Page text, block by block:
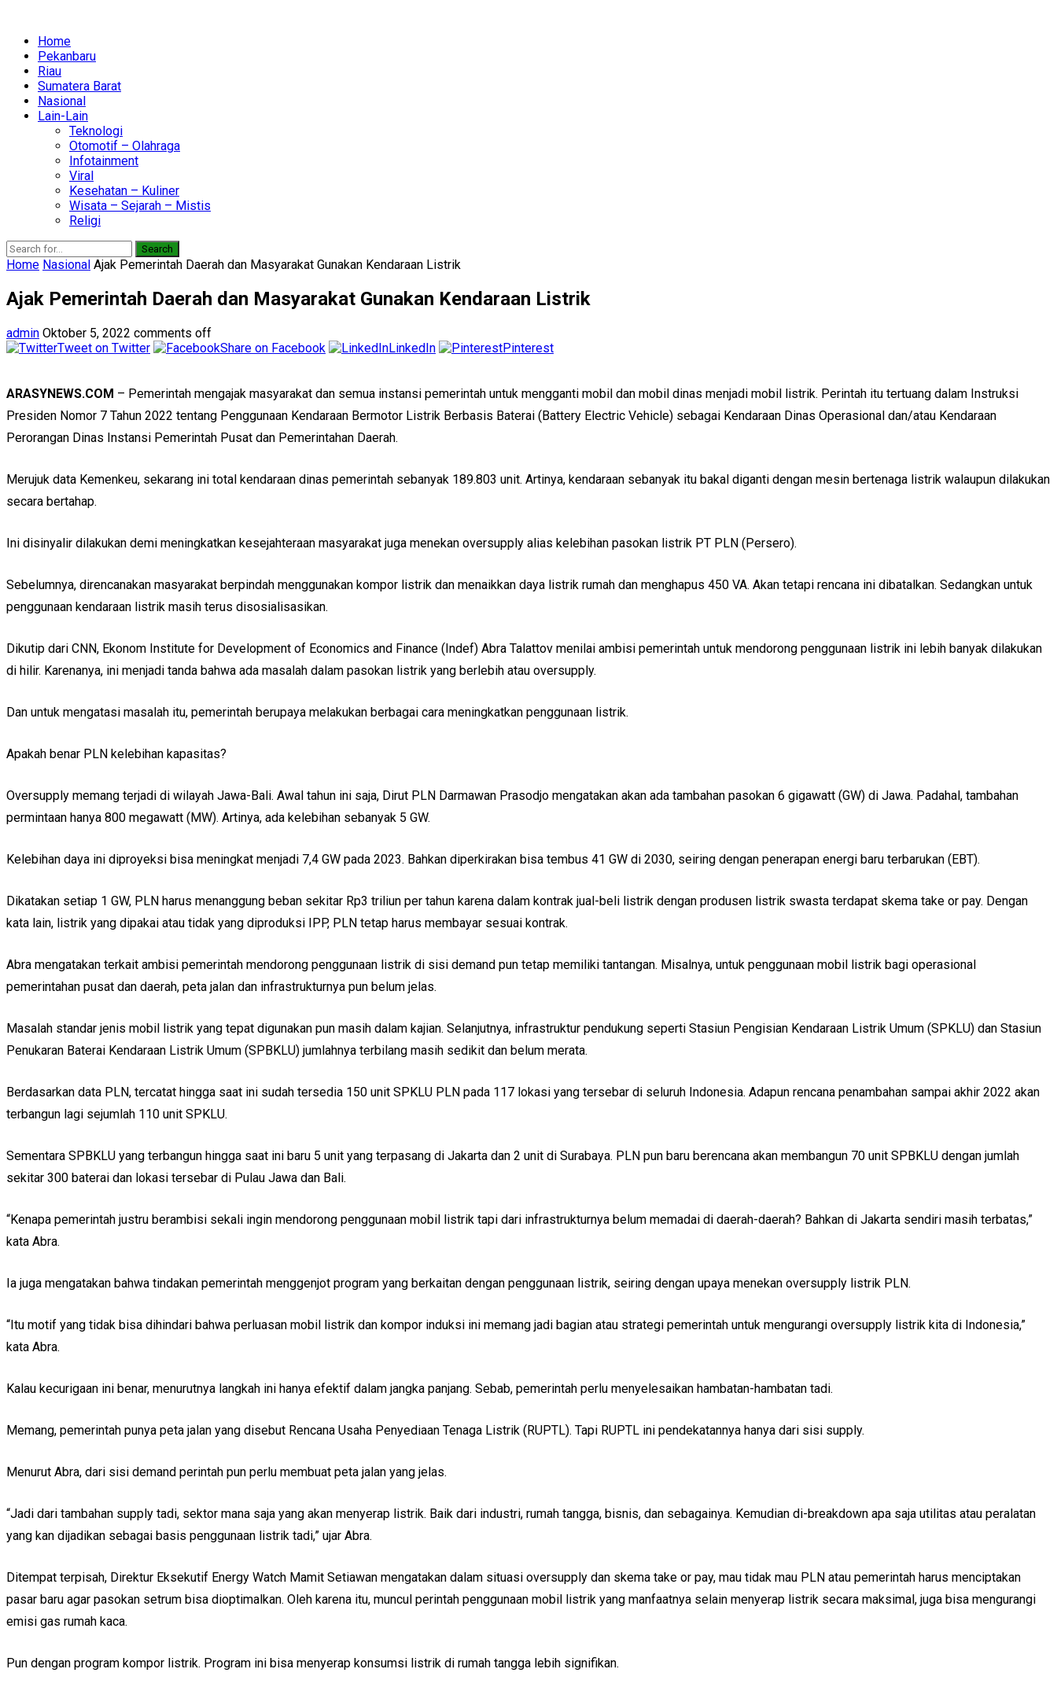
Home
Pekanbaru
Riau
Sumatera Barat
Nasional
Lain-Lain
Teknologi
Otomotif – Olahraga
Infotainment
Viral
Kesehatan – Kuliner
Wisata – Sejarah – Mistis
Religi
Search
Home Nasional Ajak Pemerintah Daerah dan Masyarakat Gunakan Kendaraan Listrik
Ajak Pemerintah Daerah dan Masyarakat Gunakan Kendaraan Listrik
admin Oktober 5, 2022 comments off
Tweet on Twitter
Share on Facebook LinkedIn Pinterest
ARASYNEWS.COM – Pemerintah mengajak masyarakat dan semua instansi pemerintah untuk mengganti mobil dan mobil dinas menjadi mobil listrik. Perintah itu tertuang dalam Instruksi
Presiden Nomor 7 Tahun 2022 tentang Penggunaan Kendaraan Bermotor Listrik Berbasis Baterai (Battery Electric Vehicle) sebagai Kendaraan Dinas Operasional dan/atau Kendaraan
Perorangan Dinas Instansi Pemerintah Pusat dan Pemerintahan Daerah.
Merujuk data Kemenkeu, sekarang ini total kendaraan dinas pemerintah sebanyak 189.803 unit. Artinya, kendaraan sebanyak itu bakal diganti dengan mesin bertenaga listrik walaupun dilakukan
secara bertahap.
Ini disinyalir dilakukan demi meningkatkan kesejahteraan masyarakat juga menekan oversupply alias kelebihan pasokan listrik PT PLN (Persero).
Sebelumnya, direncanakan masyarakat berpindah menggunakan kompor listrik dan menaikkan daya listrik rumah dan menghapus 450 VA. Akan tetapi rencana ini dibatalkan. Sedangkan untuk
penggunaan kendaraan listrik masih terus disosialisasikan.
Dikutip dari CNN, Ekonom Institute for Development of Economics and Finance (Indef) Abra Talattov menilai ambisi pemerintah untuk mendorong penggunaan listrik ini lebih banyak dilakukan
di hilir. Karenanya, ini menjadi tanda bahwa ada masalah dalam pasokan listrik yang berlebih atau oversupply.
Dan untuk mengatasi masalah itu, pemerintah berupaya melakukan berbagai cara meningkatkan penggunaan listrik.
Apakah benar PLN kelebihan kapasitas?
Oversupply memang terjadi di wilayah Jawa-Bali. Awal tahun ini saja, Dirut PLN Darmawan Prasodjo mengatakan akan ada tambahan pasokan 6 gigawatt (GW) di Jawa. Padahal, tambahan
permintaan hanya 800 megawatt (MW). Artinya, ada kelebihan sebanyak 5 GW.
Kelebihan daya ini diproyeksi bisa meningkat menjadi 7,4 GW pada 2023. Bahkan diperkirakan bisa tembus 41 GW di 2030, seiring dengan penerapan energi baru terbarukan (EBT).
Dikatakan setiap 1 GW, PLN harus menanggung beban sekitar Rp3 triliun per tahun karena dalam kontrak jual-beli listrik dengan produsen listrik swasta terdapat skema take or pay. Dengan
kata lain, listrik yang dipakai atau tidak yang diproduksi IPP, PLN tetap harus membayar sesuai kontrak.
Abra mengatakan terkait ambisi pemerintah mendorong penggunaan listrik di sisi demand pun tetap memiliki tantangan. Misalnya, untuk penggunaan mobil listrik bagi operasional
pemerintahan pusat dan daerah, peta jalan dan infrastrukturnya pun belum jelas.
Masalah standar jenis mobil listrik yang tepat digunakan pun masih dalam kajian. Selanjutnya, infrastruktur pendukung seperti Stasiun Pengisian Kendaraan Listrik Umum (SPKLU) dan Stasiun
Penukaran Baterai Kendaraan Listrik Umum (SPBKLU) jumlahnya terbilang masih sedikit dan belum merata.
Berdasarkan data PLN, tercatat hingga saat ini sudah tersedia 150 unit SPKLU PLN pada 117 lokasi yang tersebar di seluruh Indonesia. Adapun rencana penambahan sampai akhir 2022 akan
terbangun lagi sejumlah 110 unit SPKLU.
Sementara SPBKLU yang terbangun hingga saat ini baru 5 unit yang terpasang di Jakarta dan 2 unit di Surabaya. PLN pun baru berencana akan membangun 70 unit SPBKLU dengan jumlah
sekitar 300 baterai dan lokasi tersebar di Pulau Jawa dan Bali.
“Kenapa pemerintah justru berambisi sekali ingin mendorong penggunaan mobil listrik tapi dari infrastrukturnya belum memadai di daerah-daerah? Bahkan di Jakarta sendiri masih terbatas,”
kata Abra.
Ia juga mengatakan bahwa tindakan pemerintah menggenjot program yang berkaitan dengan penggunaan listrik, seiring dengan upaya menekan oversupply listrik PLN.
“Itu motif yang tidak bisa dihindari bahwa perluasan mobil listrik dan kompor induksi ini memang jadi bagian atau strategi pemerintah untuk mengurangi oversupply listrik kita di Indonesia,”
kata Abra.
Kalau kecurigaan ini benar, menurutnya langkah ini hanya efektif dalam jangka panjang. Sebab, pemerintah perlu menyelesaikan hambatan-hambatan tadi.
Memang, pemerintah punya peta jalan yang disebut Rencana Usaha Penyediaan Tenaga Listrik (RUPTL). Tapi RUPTL ini pendekatannya hanya dari sisi supply.
Menurut Abra, dari sisi demand perintah pun perlu membuat peta jalan yang jelas.
“Jadi dari tambahan supply tadi, sektor mana saja yang akan menyerap listrik. Baik dari industri, rumah tangga, bisnis, dan sebagainya. Kemudian di-breakdown apa saja utilitas atau peralatan
yang kan dijadikan sebagai basis penggunaan listrik tadi,” ujar Abra.
Ditempat terpisah, Direktur Eksekutif Energy Watch Mamit Setiawan mengatakan dalam situasi oversupply dan skema take or pay, mau tidak mau PLN atau pemerintah harus menciptakan
pasar baru agar pasokan setrum bisa dioptimalkan. Oleh karena itu, muncul perintah penggunaan mobil listrik yang manfaatnya selain menyerap listrik secara maksimal, juga bisa mengurangi
emisi gas rumah kaca.
Pun dengan program kompor listrik. Program ini bisa menyerap konsumsi listrik di rumah tangga lebih signifikan.